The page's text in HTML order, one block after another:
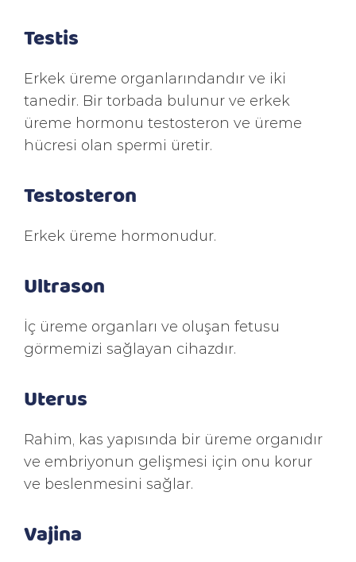
Testis
Erkek üreme organlarındandır ve iki
tanedir. Bir torbada bulunur ve erkek
üreme hormonu testosteron ve üreme
hücresi olan spermi üretir.
Testosteron
Erkek üreme hormonudur.
Ultrason
İç üreme organları ve oluşan fetusu
görmemizi sağlayan cihazdır.
Uterus
Rahim, kas yapısında bir üreme organıdır
ve embriyonun gelişmesi için onu korur
ve beslenmesini sağlar.
Vajina